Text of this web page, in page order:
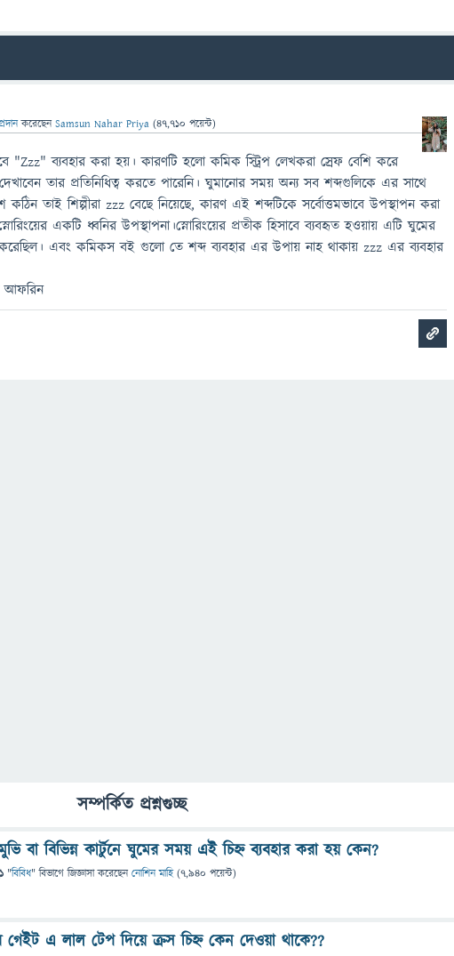
করেছেনSamsun Nahar Priya (47,710 পয়েন্ট)
"Zzz" ব্যবহার করা হয়। কারণটি হলো কমিক স্ট্রিপ লেখকরা স্রেফ বেশি করে
তার প্রতিনিধিত্ব করতে পারেনি। ঘুমানোর সময় অন্য সব শব্দগুলিকে এর সাথে
কঠিন তাই শিল্পীরা zzz বেছে নিয়েছে, কারণ এই শব্দটিকে সর্বোত্তমভাবে উপস্থাপন করা
একটি ধ্বনির উপস্থাপনা।স্নোরিংয়ের প্রতীক হিসাবে ব্যবহৃত হওয়ায় এটি ঘুমের
করেছিল। এবং কমিকস বই গুলো তে শব্দ ব্যবহার এর উপায় নাহ থাকায় zzz এর ব্যবহার
আফরিন
সম্পর্কিত প্রশ্নগুচ্ছ
বা বিভিন্ন কার্টুনে ঘুমের সময় এই চিহ্ন ব্যবহার করা হয় কেন?
"বিবিধ" বিভাগে জিজ্ঞাসাকরেছেননোশিন মাহি (7,940 পয়েন্ট)
গেইট এ লাল টেপ দিয়ে ক্রস চিহ্ন কেন দেওয়া থাকে??